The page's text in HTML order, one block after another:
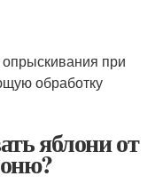
при
обработку
яблони от